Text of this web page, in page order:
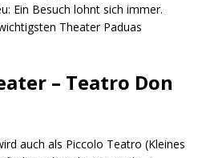
Ein Besuch lohnt sich immer.
Theater Paduas
– Teatro Don
auch als Piccolo Teatro (Kleines